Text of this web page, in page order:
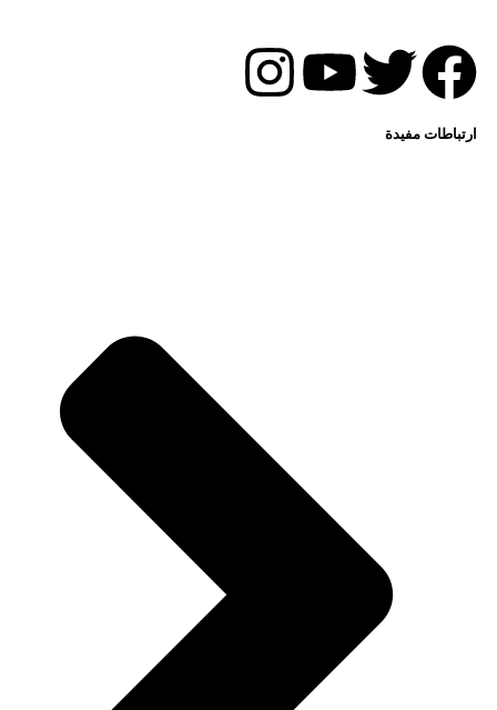
ارتباطات مفيدة